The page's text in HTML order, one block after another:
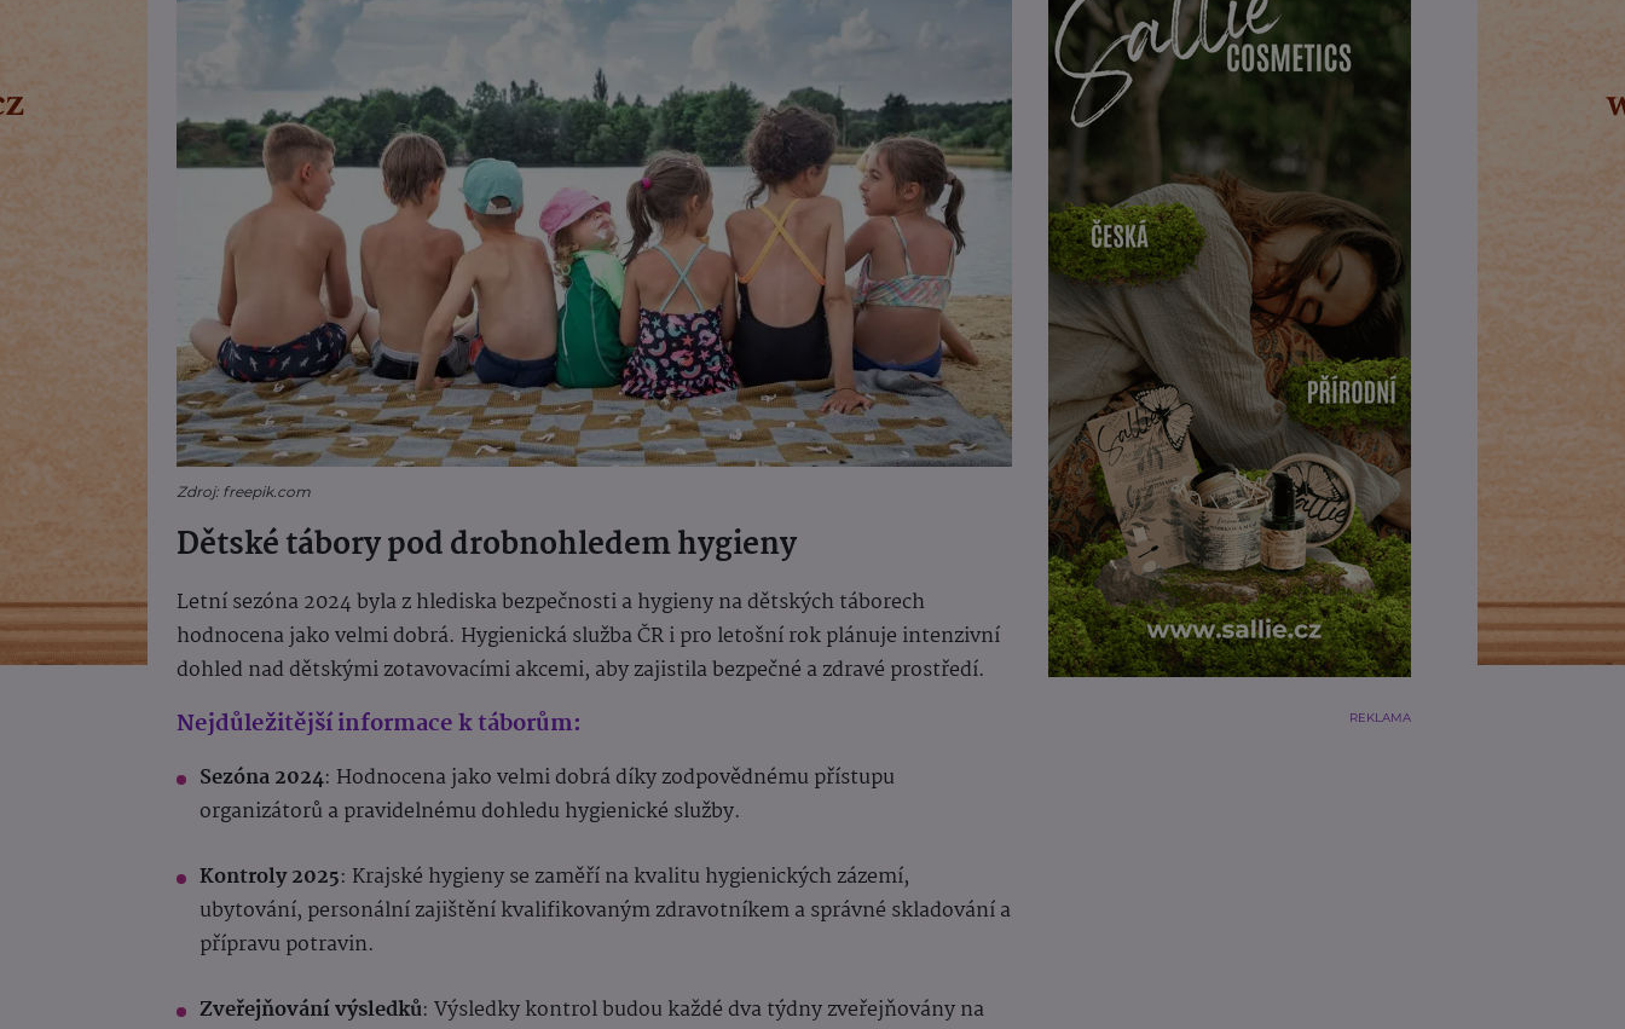
Zdroj: freepik.com
Dětské tábory pod drobnohledem hygieny
Letní sezóna 2024 byla z hlediska bezpečnosti a hygieny na dětských táborech
hodnocena jako velmi dobrá. Hygienická služba ČR i pro letošní rok plánuje intenzivní
dohled nad dětskými zotavovacími akcemi, aby zajistila bezpečné a zdravé prostředí.
Nejdůležitější informace k táborům:
Sezóna 2024: Hodnocena jako velmi dobrá díky zodpovědnému přístupu
organizátorů a pravidelnému dohledu hygienické služby.
Kontroly 2025: Krajské hygieny se zaměří na kvalitu hygienických zázemí,
ubytování, personální zajištění kvalifikovaným zdravotníkem a správné skladování a
přípravu potravin.
Zveřejňování výsledků: Výsledky kontrol budou každé dva týdny zveřejňovány na
REKLAMA